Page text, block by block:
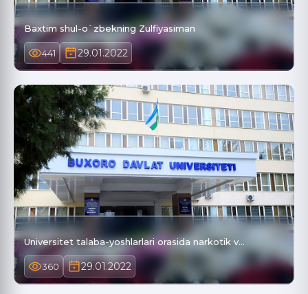
Baxtim shul-o`zbekning Zulfiyasiman
441 29.01.2022
Universitet talaba-yoshlarlari orasida narkotik v…
360 29.01.2022